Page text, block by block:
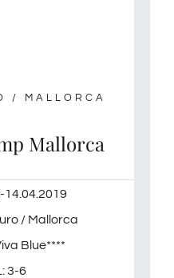
/ MALLORCA
Mallorca
14.04.2019
/ Mallorca
Blue****
3-6